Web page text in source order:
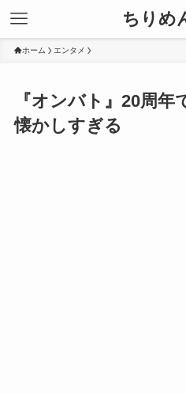
ちりめ
ホーム エンタメ
『オンバト』20周
懐かしすぎる